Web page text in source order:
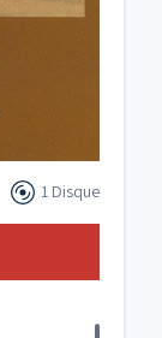
1 Disque